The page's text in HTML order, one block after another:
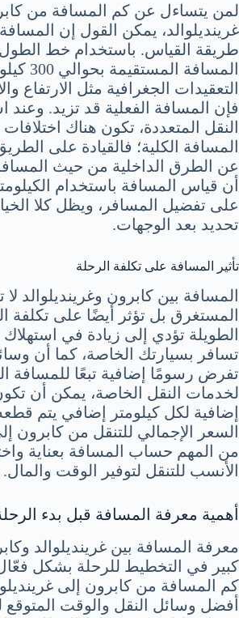
لمن يتساءل عن كم المسافة من
غرينديلوالد، يمكن القول إن
طريقة القياس. باستخدام خط
المسافة
التعقيدات الجغرافية مثل الارتفاع
فإن المسافة الفعلية قد تزيد. وعند
النقل المتعددة، تكون هناك
المسافة الكلية؛ فالقيادة على
عن الطرق الداخلية من حيث
أن قياس المسافة باستخدام
على تفضيل المسافر، ويظل كلا
تحديد بعد الوجهات.
تأثير المسافة على تكلفة الرحلة
المسافة بين كابرون وغرينديلوالد
المستغرق بل تؤثر أيضًا على تكلفة
الطويلة تؤدي إلى زيادة في استهلاك
تسافر بسيارتك الخاصة، كما أن
تفرض رسومًا إضافية تبعًا للمسافة
لخدمات النقل الخاصة، يمكن أن
إضافية لكل كيلومتر إضافي يتم
السعر الإجمالي للتنقل من كابرون
من المهم حساب المسافة بعناية
الأنسب للتنقل لتوفير الوقت والمال.
أهمية معرفة المسافة قبل بدء
معرفة المسافة بين غرينديلوالد
كبير في التخطيط للرحلة بشكل
كم المسافة من كابرون إلى
أفضل وسائل النقل والوقت المتوقع